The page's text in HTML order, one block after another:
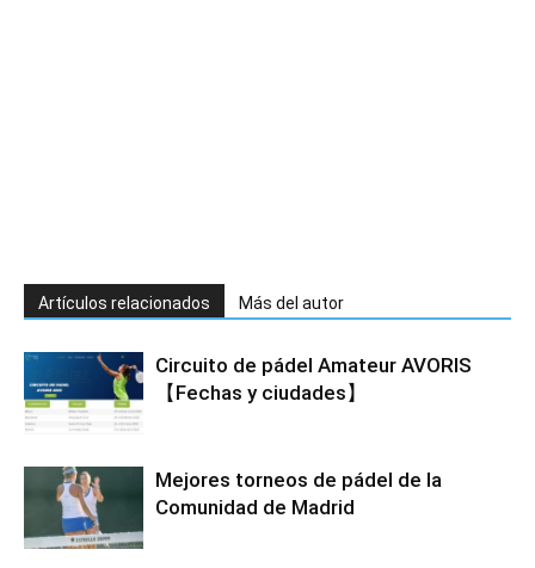
Artículos relacionados Más del autor
Circuito de pádel Amateur AVORIS
【Fechas y ciudades】
Mejores torneos de pádel de la
Comunidad de Madrid